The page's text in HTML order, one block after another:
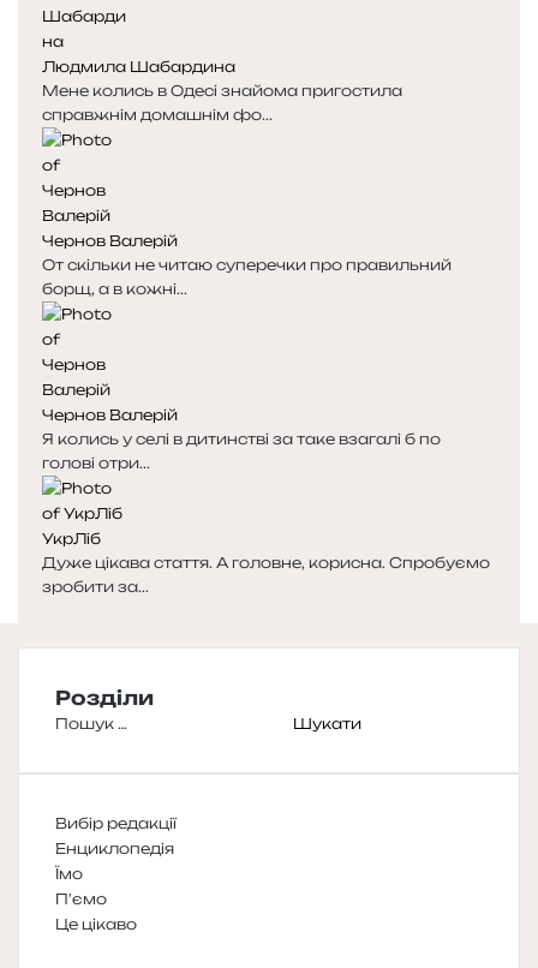
н
к
а
н
к
аЛюдмила Шабардина
Мене колись в Одесі знайома пригостила
справжнім домашнім фо...
Чернов Валерій
От скільки не читаю суперечки про правильний
борщ, а в кожні...
Чернов Валерій
Я колись у селі в дитинстві за таке взагалі б по
голові отри...
УкрЛіб
Дуже цікава стаття. А головне, корисна. Спробуємо
зробити за...
Розділи
Пошук:
Вибір редакції
Енциклопедія
Їмо
П'ємо
Це цікаво